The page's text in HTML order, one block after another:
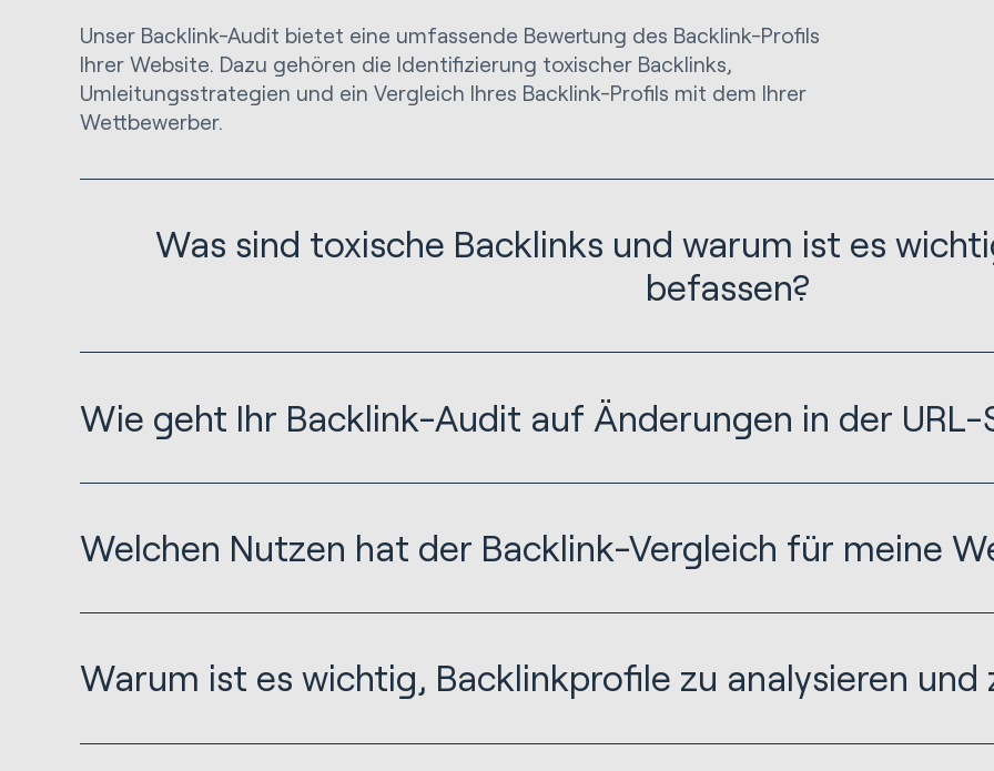
Unser Backlink-Audit bietet eine umfassende Bewertung des Backlink-Profils
Ihrer Website. Dazu gehören die Identifizierung toxischer Backlinks,
Umleitungsstrategien und ein Vergleich Ihres Backlink-Profils mit dem Ihrer
Wettbewerber.
Was sind toxische Backlinks und warum ist es
befassen?
Wie geht Ihr Backlink-Audit auf Änderungen in der
Welchen Nutzen hat der Backlink-Vergleich für meine
Warum ist es wichtig, Backlinkprofile zu analysieren und